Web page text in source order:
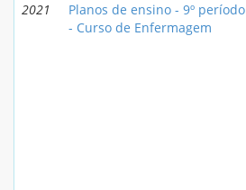
2021
Planos de ensino - 9º período
- Curso de Enfermagem